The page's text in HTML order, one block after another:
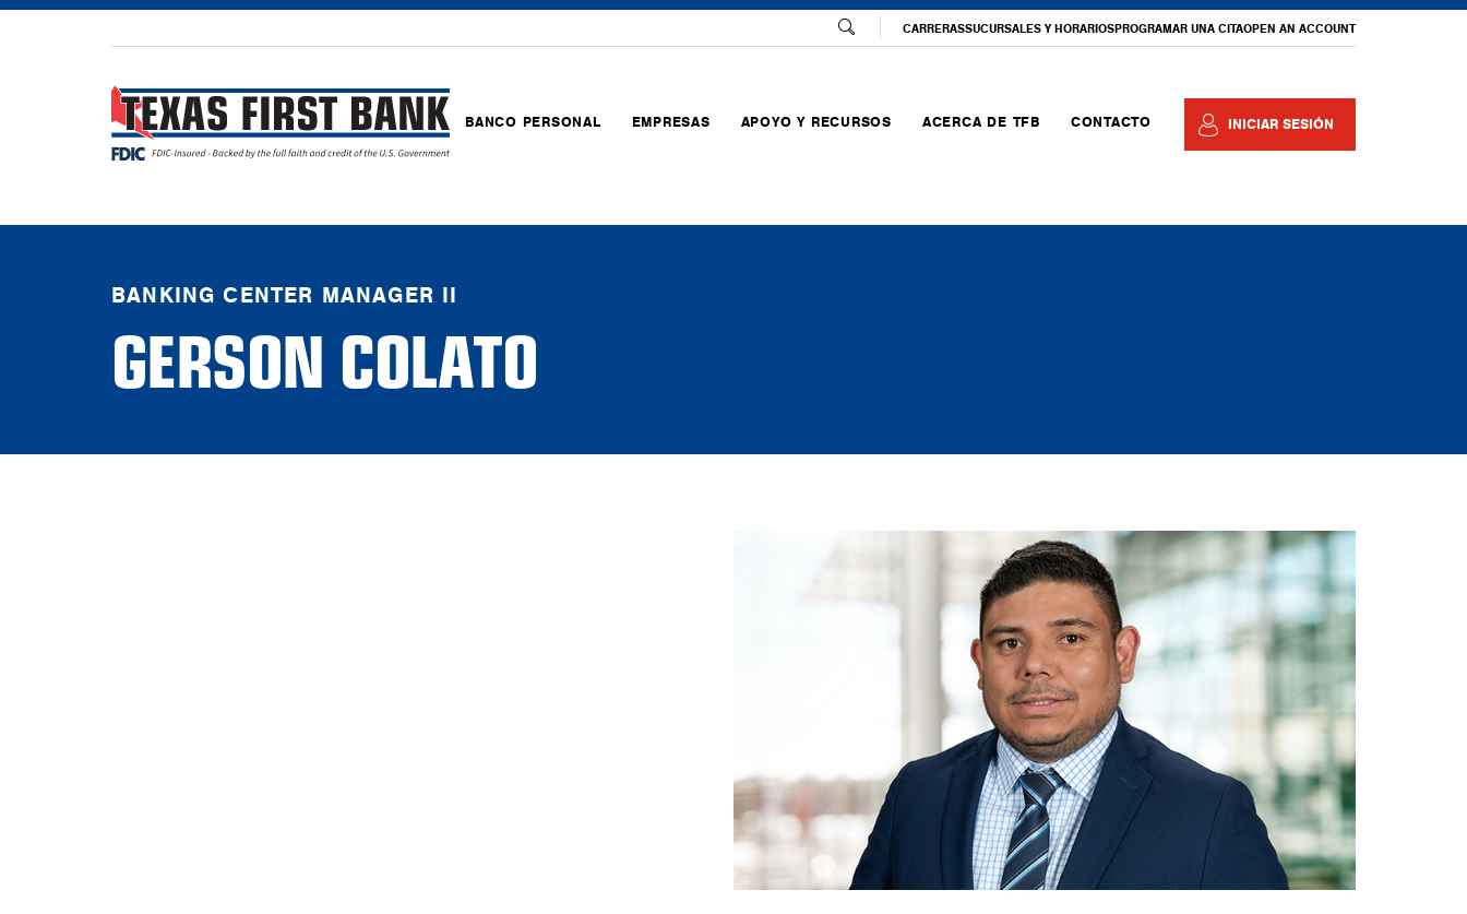
CARRERASSUCURSALES Y HORARIOSPROGRAMAR UNA CITAOPEN AN ACCOUNT
BANCO PERSONAL EMPRESAS APOYO Y RECURSOS ACERCA DE TFB CONTACTO INICIAR SESIÓN
BANKING CENTER MANAGER II
GERSON COLATO